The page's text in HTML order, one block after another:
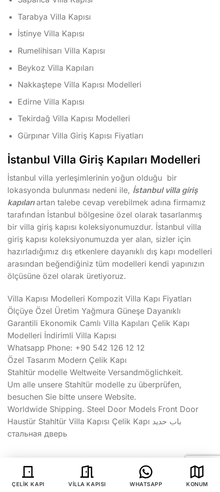
Tarabya Villa Kapısı
İstinye Villa Kapısı
Rumelihisarı Villa Kapısı
Beykoz Villa Kapıları
Nakkaştepe Villa Kapısı Modelleri
Edirne Villa Kapısı
Tekirdağ Villa Kapısı Modelleri
Gürpınar Villa Giriş Kapısı Fiyatları
İstanbul Villa Giriş Kapıları Modelleri
İstanbul villa yerleşimlerinin yoğun olduğu bir
lokasyonda bulunması nedeni ile, İstanbul villa giriş
kapılarıartan talebe cevap verebilmek adına firmamız
tarafından İstanbul bölgesine özel olarak tasarlanmış
bir villa giriş kapısı koleksiyonumuzdur. İstanbul villa
giriş kapısı koleksiyonumuzda yer alan, sizler için
hazırladığımız dış etkenlere dayanıklı dış kapı modelleri
arasından beğendiğiniz tüm modelleri kendi yapınızın
ölçüsüne özel olarak üretiyoruz.
Villa Kapısı Modelleri Kompozit Villa Kapı Fiyatları
Ölçüye Özel Üretim Yağmura Güneşe Dayanıklı
Garantili Ekonomik Camlı Villa Kapıları Çelik Kapı
Modelleri İndirimli Villa Kapısı
Whatsapp Phone: +90 542 126 12 12
Özel Tasarım Modern Çelik Kapı
Stahltür modelle Weltweite Versandmöglichkeit.
Um alle unsere Stahltür modelle zu überprüfen,
besuchen Sie bitte unsere Website.
Worldwide Shipping. Steel Door Models Front Door
Haustür Stahltür Villa Kapısı Çelik Kapı باب حديد
стальная дверь
Villa Kapısı Kompozit Villa Kapısı |İstanbul Villa
ÇELIK KAPI VILLA KAPISI WHATSAPP KONUM